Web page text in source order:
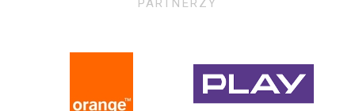
PARTNERZY